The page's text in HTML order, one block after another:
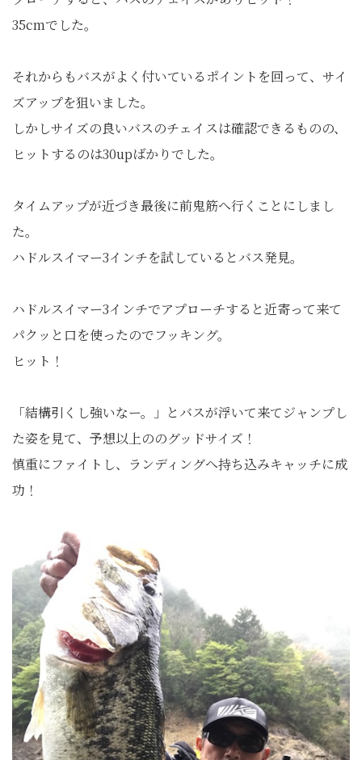
35cmでした。
それからもバスがよく付いているポイントを回って、サイ
ズアップを狙いました。
しかしサイズの良いバスのチェイスは確認できるものの、
ヒットするのは30upばかりでした。
タイムアップが近づき最後に前鬼筋へ行くことにしまし
た。
ハドルスイマー3インチを試しているとバス発見。
ハドルスイマー3インチでアプローチすると近寄って来て
パクッと口を使ったのでフッキング。
ヒット！
「結構引くし強いなー。」とバスが浮いて来てジャンプし
た姿を見て、予想以上ののグッドサイズ！
慎重にファイトし、ランディングへ持ち込みキャッチに成
功！